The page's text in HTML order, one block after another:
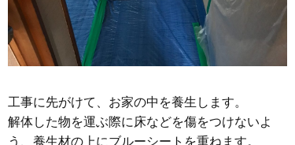
工事に先がけて、お家の中を養生します。
解体した物を運ぶ際に床などを傷をつけないよ
う、養生材の上にブルーシートを重ねます。